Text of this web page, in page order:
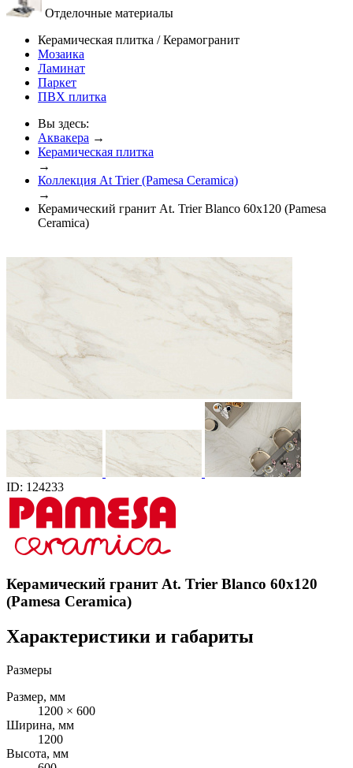
Отделочные материалы
Керамическая плитка / Керамогранит
Мозаика
Ламинат
Паркет
ПВХ плитка
Вы здесь:
Аквакера →
Керамическая плитка
→
Коллекция At Trier (Pamesa Ceramica)
→
Керамический гранит At. Trier Blanco 60x120 (Pamesa
Ceramica)
ID: 124233
Керамический гранит At. Trier Blanco 60x120
(Pamesa Ceramica)
Характеристики и габариты
Размеры
Размер, мм
1200 × 600
Ширина, мм
1200
Высота, мм